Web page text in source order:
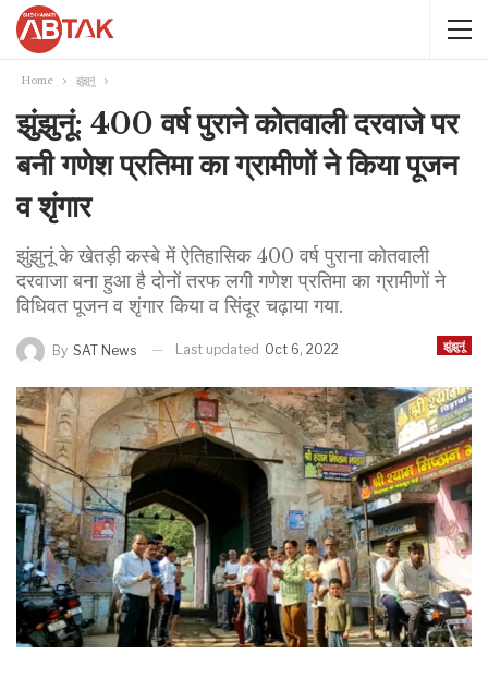
Home झुंझुनूं
झुंझुनूं: 400 वर्ष पुराने कोतवाली दरवाजे पर
बनी गणेश प्रतिमा का ग्रामीणों ने किया पूजन
व शृंगार
झुंझुनूं के खेतड़ी कस्बे में ऐतिहासिक 400 वर्ष पुराना कोतवाली
दरवाजा बना हुआ है दोनों तरफ लगी गणेश प्रतिमा का ग्रामीणों ने
विधिवत पूजन व शृंगार किया व सिंदूर चढ़ाया गया.
झुंझुनूं
By SAT News Last updated Oct 6, 2022